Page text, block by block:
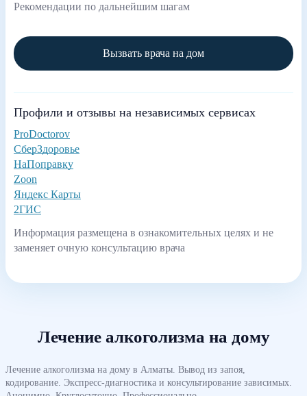
Рекомендации по дальнейшим шагам
Вызвать врача на дом
Профили и отзывы на независимых сервисах
ProDoctorov
СберЗдоровье
НаПоправку
Zoon
Яндекс Карты
2ГИС
Информация размещена в ознакомительных целях и не
заменяет очную консультацию врача
Лечение алкоголизма на дому
Лечение алкоголизма на дому в Алматы. Вывод из запоя,
кодирование. Экспресс-диагностика и консультирование зависимых.